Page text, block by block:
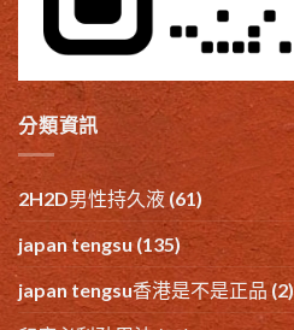
分類資訊
2H2D男性持久液 (61)
japan tengsu(135)
japan tengsu香港是不是正品(2)